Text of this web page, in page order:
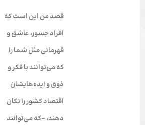
قصد من این استکه
افراد جسور، عاشق و
قهرمانی مثل شما را
که می‌توانند با فکر و
ذوق و ایده‌هایشان
اقتصاد کشور را تکان
دهند، -که می‌توانند